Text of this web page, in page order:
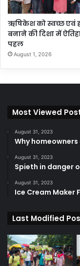
ऋषिकेश को स्वच्छ एवं
बनाने की दिशा में
पहल
August 1, 2026
Most Viewed
August 31, 2023
Why
August 31, 2023
Spieth in danger
August 31, 2023
Ice Cream Maker
Last Modified